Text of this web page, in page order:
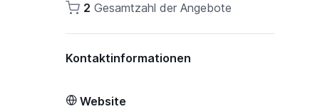
2 Gesamtzahl der Angebote
Kontaktinformationen
Website